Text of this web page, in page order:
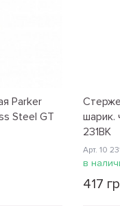
Parker
Steel GT
шарик.
231BK
Арт. 10
в
417